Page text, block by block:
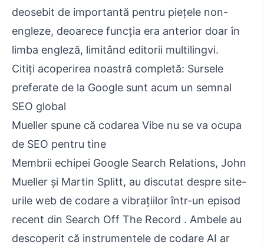
deosebit de importantă pentru piețele non-
engleze, deoarece funcția era anterior doar în
limba engleză, limitând editorii multilingvi.
Citiți acoperirea noastră completă: Sursele
preferate de la Google sunt acum un semnal
SEO global
Mueller spune că codarea Vibe nu se va ocupa
de SEO pentru tine
Membrii echipei Google Search Relations, John
Mueller și Martin Splitt, au discutat despre site-
urile web de codare a vibrațiilor într-un episod
recent din Search Off The Record . Ambele au
descoperit că instrumentele de codare AI ar